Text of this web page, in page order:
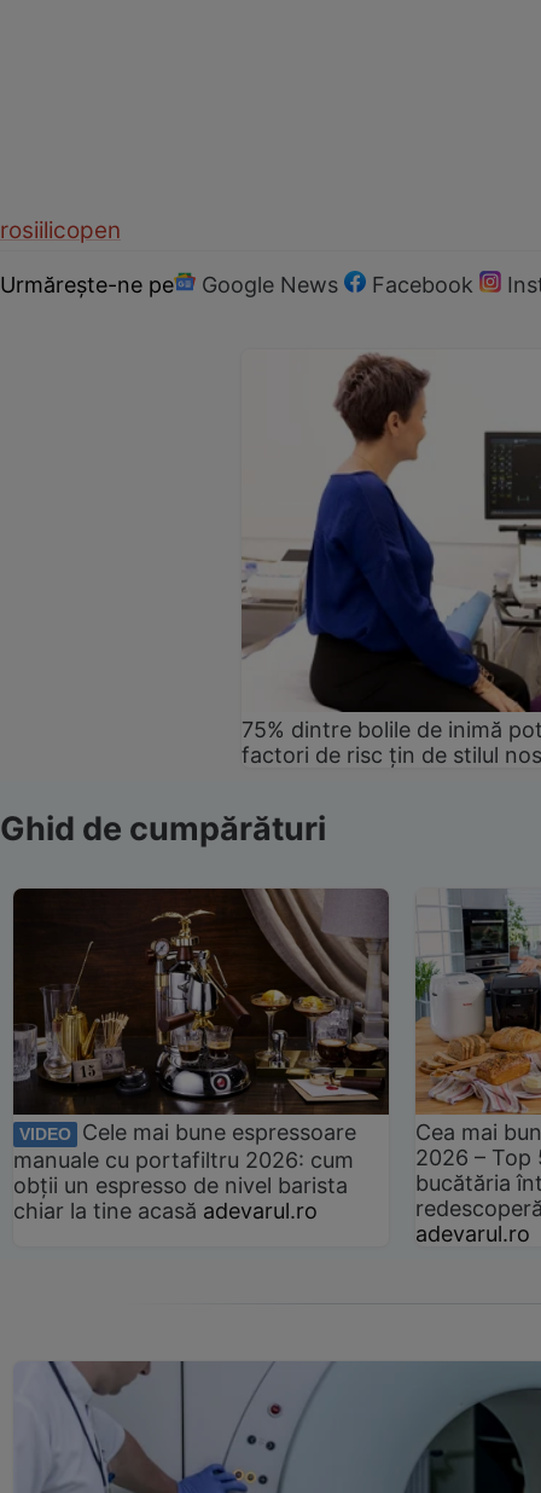
rosiilicopen
Urmărește-ne pe Google News Facebook
75% dintre bolile de inimă
factori de risc țin de stilul
Ghid de cumpărături
VIDEO
Cele mai bune espressoare
manuale cu portafiltru 2026: cum
obții un espresso de nivel barista
chiar la tine acasă adevarul.ro
Cea mai
2026 –
bucătăria
adevarul.ro